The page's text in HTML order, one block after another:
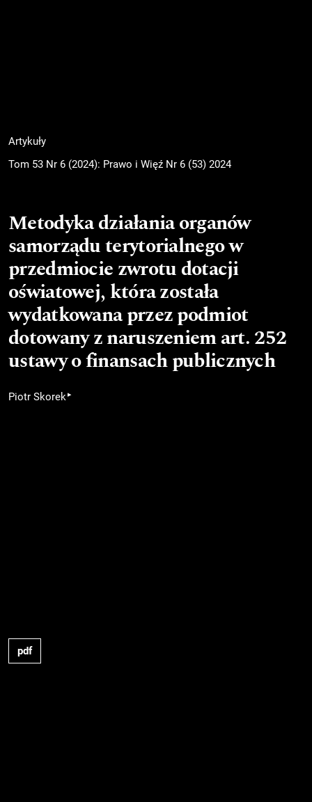
Artykuły
Tom 53 Nr 6 (2024): Prawo i Więź Nr 6 (53) 2024
Metodyka działania organów
samorządu terytorialnego w
przedmiocie zwrotu dotacji
oświatowej, która została
wydatkowana przez podmiot
dotowany z naruszeniem art. 252
ustawy o finansach publicznych
Piotr Skorek▸
pdf